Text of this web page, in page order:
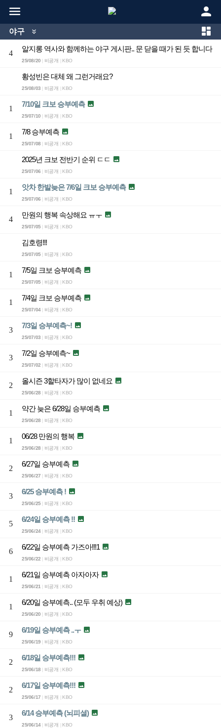
 
야구  
4
알지롱 역사와 함께하는 야구 게시판.. 문 닫을 때가 된 듯 합니다
25/08/20 비공개 KBO
황성빈은 대체 왜 그런거래요?
25/08/03 비공개 KBO
1
7/10일 크보 승부예측 
25/07/10 비공개 KBO
1
7/8 승부예측 
25/07/08 비공개 KBO
2025년 크보 전반기 순위 ㄷㄷ 
25/07/06 비공개 KBO
1
앗차 한발늦은 7/6일 크보 승부예측 
25/07/06 비공개 KBO
4
만원의 행복 속상해요 ㅠㅜ 
25/07/05| 비공개 KBO
김호령!!!
25/07/05| 비공개 KBO
1
7/5일 크보 승부예측 
25/07/05| 비공개 KBO
1
7/4일 크보 승부예측 
25/07/04| 비공개 KBO
3
7/3일 승부예측~! 
25/07/03 비공개 KBO
3
7/2일 승부예측~ 
25/07/02 비공개 KBO
2
올시즌 3할타자가 많이 없네요 
25/06/28 비공개 KBO
1
약간 늦은 6/28일 승부예측 
25/06/28 비공개 KBO
1
06/28 만원의 행복 
25/06/28 비공개 KBO
2
6/27일 승부예측 
25/06/27 비공개 KBO
3
6/25 승부예측 ! 
25/06/25| 비공개 KBO
5
6/24일 승부예측 !! 
25/06/24| 비공개 KBO
6
6/22일 승부예측 가즈아!!!1 
25/06/22 비공개 KBO
1
6/21일 승부예측 아자아자 
25/06/21| 비공개 KBO
1
6/20일 승부예측.. (모두 우취 예상) 
25/06/20 비공개 KBO
9
6/19일 승부예측 ..ㅜ 
25/06/19 비공개 KBO
2
6/18일 승부예측!!! 
25/06/18 비공개 KBO
2
6/17일 승부예측!!! 
25/06/17 비공개 KBO
3
6/14 승부예측 (뇌피셜) 
25/06/14| 비공개 KBO